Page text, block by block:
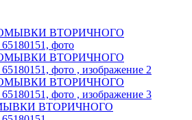
ВТОРИЧНОГО